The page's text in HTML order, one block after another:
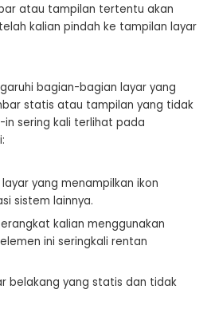
atau tampilan tertentu akan
kalian pindah ke tampilan layar
bagian-bagian layar yang
statis atau tampilan yang tidak
sering kali terlihat pada
yang menampilkan ikon
sistem lainnya.
kalian menggunakan
ini seringkali rentan
belakang yang statis dan tidak